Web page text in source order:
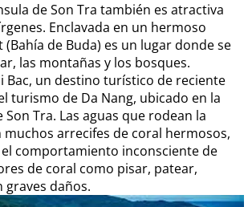
de Son Tra también es atractiva
Enclavada en un hermoso
(Bahía de Buda) es un lugar donde se
las montañas y los bosques.
Bac, un destino turístico de reciente
turismo de Da Nang, ubicado en la
Tra. Las aguas que rodean la
arrecifes de coral hermosos,
comportamiento inconsciente de
de coral como pisar, patear,
daños.